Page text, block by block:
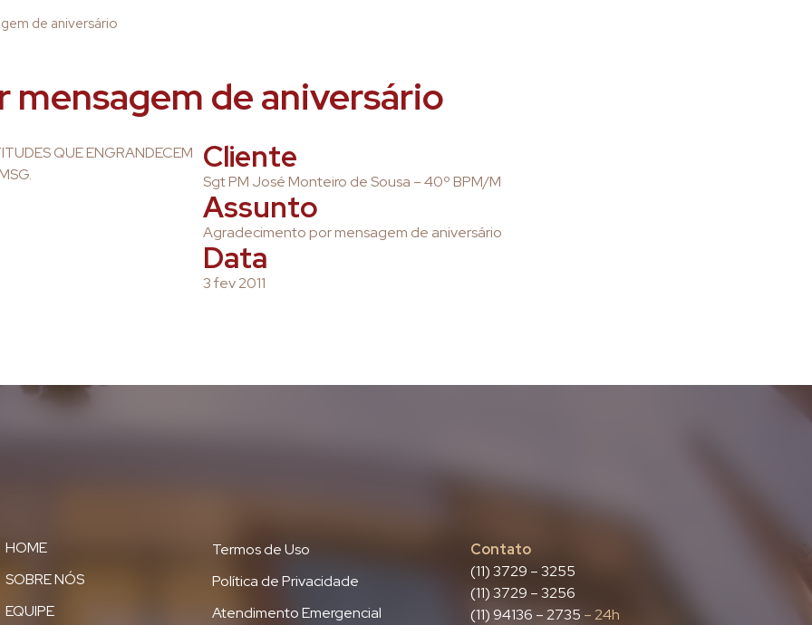
de aniversário
de aniversário
QUE ENGRANDECEM
Cliente
Sgt PM José Monteiro de Sousa – 40º BPM/M
Assunto
Agradecimento por mensagem de aniversário
Data
3 fev 2011
HOME
SOBRE NÓS
EQUIPE
Termos de Uso
Política de Privacidade
Atendimento Emergencial
Contato
(11) 3729 – 3255
(11) 3729 – 3256
(11) 94136 – 2735 – 24h